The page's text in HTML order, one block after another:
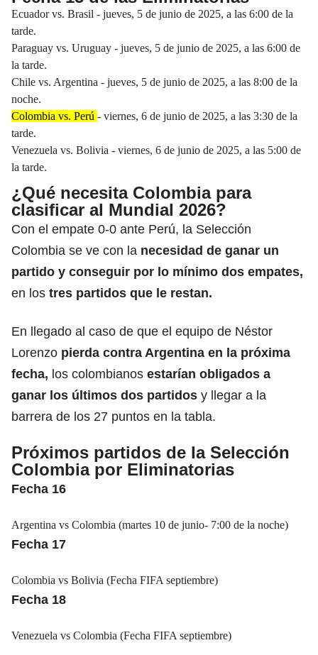
Ecuador vs. Brasil - jueves, 5 de junio de 2025, a las 6:00 de la
tarde.
Paraguay vs. Uruguay - jueves, 5 de junio de 2025, a las 6:00 de
la tarde.
Chile vs. Argentina - jueves, 5 de junio de 2025, a las 8:00 de la
noche.
Colombia vs. Perú - viernes, 6 de junio de 2025, a las 3:30 de la
tarde.
Venezuela vs. Bolivia - viernes, 6 de junio de 2025, a las 5:00 de
la tarde.
¿Qué necesita Colombia para
clasificar al Mundial 2026?
Con el empate 0-0 ante Perú, la Selección
Colombia se ve con la necesidad de ganar un
partido y conseguir por lo mínimo dos empates,
en los tres partidos que le restan.
En llegado al caso de que el equipo de Néstor
Lorenzo pierda contra Argentina en la próxima
fecha, los colombianos estarían obligados a
ganar los últimos dos partidos y llegar a la
barrera de los 27 puntos en la tabla.
Próximos partidos de la Selección
Colombia por Eliminatorias
Fecha 16
Argentina vs Colombia (martes 10 de junio- 7:00 de la noche)
Fecha 17
Colombia vs Bolivia (Fecha FIFA septiembre)
Fecha 18
Venezuela vs Colombia (Fecha FIFA septiembre)